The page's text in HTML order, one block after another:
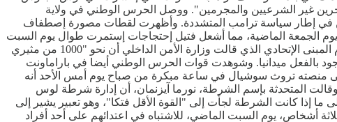
غير الشرعيين والمجرمين". ووصل الحرس الوطني في ولاية
في إطار سياسة ترامب المتشددة. وأظهرت لقطات مصورة إصطفاف
الجمعة الماضية، مما أشعل فتيل إحتجاجات إستمرت طوال يوم السبت
الماضي. كما أظهرت لقطات مصورة أيضا وجود ما لا يقل عن ست مركبات تبدو عسكرية ودروع لمكافحة الشغب، يوم أمس الأحد، أمام المبنى الإتحادي الذي قالت وزارة الأمن الداخلي أن نحو "1000 من مثيري
بالفعل ميدانيا. وشوهدت قوات الحرس الوطني أيضا في باراماونت
منصته تروث سوشيال في ساعة مبكرة من صباح يوم أمس الأحد أنه
المتحدثة بإسم الشرطة، نورما آيزنمان، أن إدارة شرطة لوس
التعليق على ما إذا كانت الشرطة لجأت إلى "القوة الأقل فتكا"، وهو تعبير يشير إلى
يوم السبت الماضي، للاشتباه في اعتدائهم على أحد أفراد